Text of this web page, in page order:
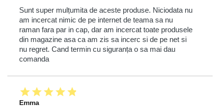
Sunt super mulțumita de aceste produse. Niciodata nu
am incercat nimic de pe internet de teama sa nu
raman fara par in cap, dar am incercat toate produsele
din magazine asa ca am zis sa incerc si de pe net si
nu regret. Cand termin cu siguranța o sa mai dau
comanda
starstarstarstarstar
Emma